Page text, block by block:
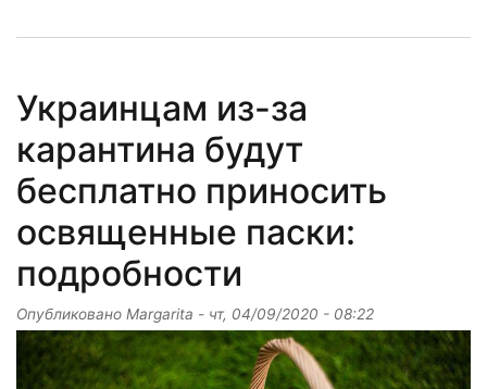
Украинцам из-за
карантина будут
бесплатно приносить
освященные паски:
подробности
Опубликовано Margarita - чт, 04/09/2020 - 08:22